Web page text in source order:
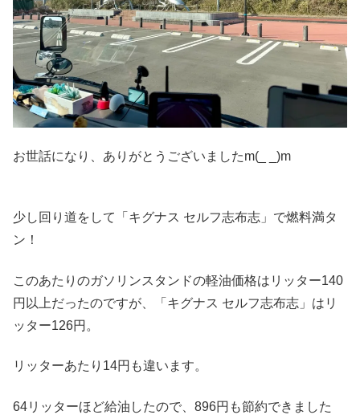
お世話になり、ありがとうございましたm(_ _)m
少し回り道をして「キグナス セルフ志布志」で燃料満タ
ン！
このあたりのガソリンスタンドの軽油価格はリッター140
円以上だったのですが、「キグナス セルフ志布志」はリ
ッター126円。
リッターあたり14円も違います。
64リッターほど給油したので、896円も節約できました